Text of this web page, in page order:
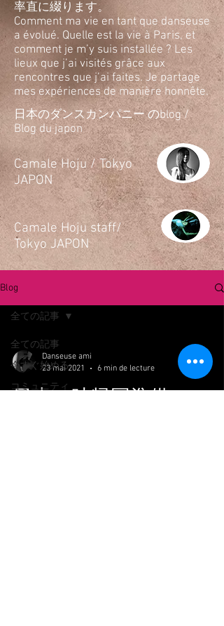
率直に綴ります。
Comment ma vie en tant que danseuse
a évolué. Quelle est la vie à Paris, et
comment je m’y suis installée ? Les
lieux que j’ai visités grâce aux
rencontres que j’ai faites. Je partage
mes expériences de manière honnête.
日本のダンスカンパニー のblog /
Blog du japon
​Camale Hoju / Tokyo
JAPON
​Camale Hoju staff/
Tokyo JAPON
Blog
全ての記事
今すぐ始める
コミュニティ
全ての記事
Danseuse ami
23 mai 2021
6 min de lecture
日本一時帰国準備